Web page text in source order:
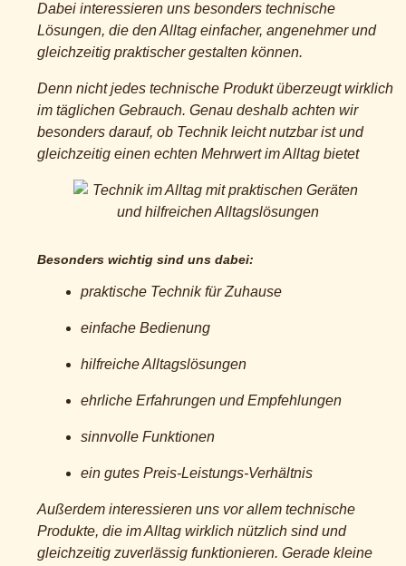
Dabei interessieren uns besonders technische
Lösungen, die den Alltag einfacher, angenehmer und
gleichzeitig praktischer gestalten können.
Denn nicht jedes technische Produkt überzeugt wirklich
im täglichen Gebrauch. Genau deshalb achten wir
besonders darauf, ob Technik leicht nutzbar ist und
gleichzeitig einen echten Mehrwert im Alltag bietet
Besonders wichtig sind uns dabei:
praktische Technik für Zuhause
einfache Bedienung
hilfreiche Alltagslösungen
ehrliche Erfahrungen und Empfehlungen
sinnvolle Funktionen
ein gutes Preis-Leistungs-Verhältnis
Außerdem interessieren uns vor allem technische
Produkte, die im Alltag wirklich nützlich sind und
gleichzeitig zuverlässig funktionieren. Gerade kleine